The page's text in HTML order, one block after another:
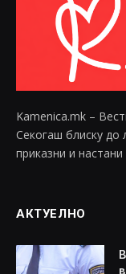
Kamenica.mk –
Секогаш блиску до
приказни и
АКТУЕЛНО